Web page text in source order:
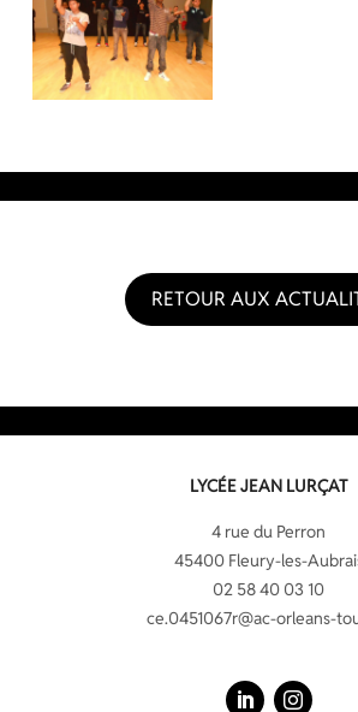
RETOUR AUX
LYCÉE JEAN LURÇAT
4 rue du Perron
45400 Fleury-les-
02 58 40 03 10
ce.0451067r@ac-orleans-